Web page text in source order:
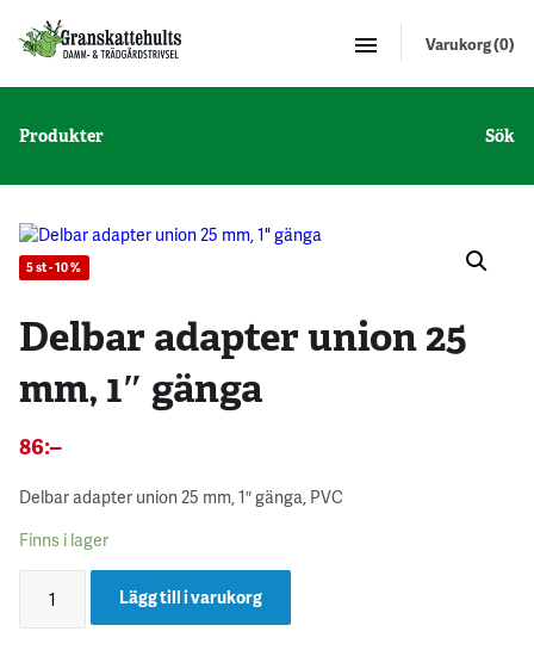
Varukorg (0)
Produkter Sök
5 st - 10 %
Delbar adapter union 25
mm, 1″ gänga
86:–
Delbar adapter union 25 mm, 1″ gänga, PVC
Finns i lager
Lägg till i varukorg